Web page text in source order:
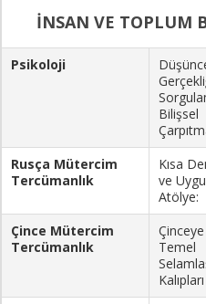
İNSAN VE TOPLUM
Psikoloji
Bilişsel
Rusça Mütercim
Tercümanlık
Kısa
ve
Atölye:
Çince Mütercim
Tercümanlık
Temel
Kalıpları